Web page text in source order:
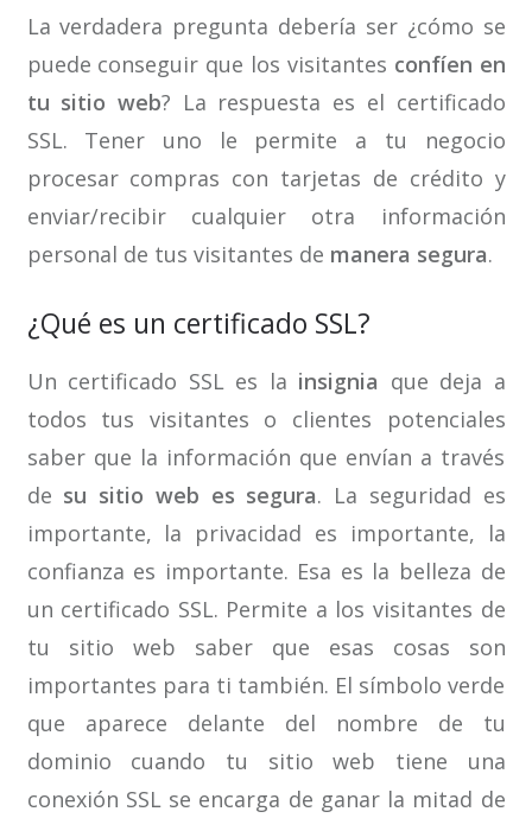
La verdadera pregunta debería ser ¿cómo se
puede conseguir que los visitantes confíen en
tu sitio web? La respuesta es el certificado
SSL. Tener uno le permite a tu negocio
procesar compras con tarjetas de crédito y
enviar/recibir cualquier otra información
personal de tus visitantes de manera segura.
¿Qué es un certificado SSL?
Un certificado SSL es la insignia que deja a
todos tus visitantes o clientes potenciales
saber que la información que envían a través
de su sitio web es segura. La seguridad es
importante, la privacidad es importante, la
confianza es importante. Esa es la belleza de
un certificado SSL. Permite a los visitantes de
tu sitio web saber que esas cosas son
importantes para ti también. El símbolo verde
que aparece delante del nombre de tu
dominio cuando tu sitio web tiene una
conexión SSL se encarga de ganar la mitad de